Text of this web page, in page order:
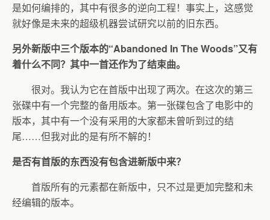
是如何编排的，其中有很多的逆向工程！事实上，这感觉
就好像是未来的超级机器尝试研究以前的旧东西。
另外新版中三个版本的“Abandoned In The Woods”又有
着什么不同？其中一首还作为了结束曲。
很对。我认为它在首版中出现了两次。在这次的第三
张碟中有一个完整的备用版本。第一张碟包含了电影中的
版本，其中有一个没有采用的大家都未曾听到过的结
尾……但我对此的是有所不解的！
是否有首版的东西没有包含进新版中来？
首版所有的元素都在新版中，只不过是更加完整和未
经编辑的版本。